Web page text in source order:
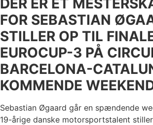
DER ER ET
FOR SEBASTIAN
STILLER OP TIL
EUROCUP-3 PÅ
BARCELONA-
KOMMENDE
Sebastian Øgaard går en spændende
19-årige danske motorsportstalent